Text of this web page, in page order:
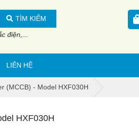
TÌM KIẾM
điện,...
LIÊN HỆ
(MCCB) - Model HXF030H
HXF030H